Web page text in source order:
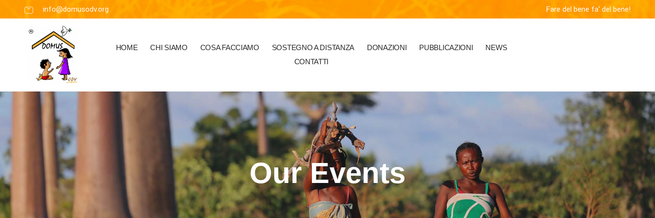
info@domusodv.org Fare del bene fa' del bene!
HOME CHI SIAMO COSA FACCIAMO SOSTEGNO A DISTANZA DONAZIONI PUBBLICAZIONI
NEWS
CONTATTI
Our Events